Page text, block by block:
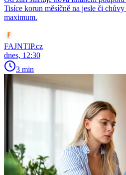
Tisíce korun měsíčně na jesle či
maximum.
FAJNTIP.cz
dnes, 12:30
3 min